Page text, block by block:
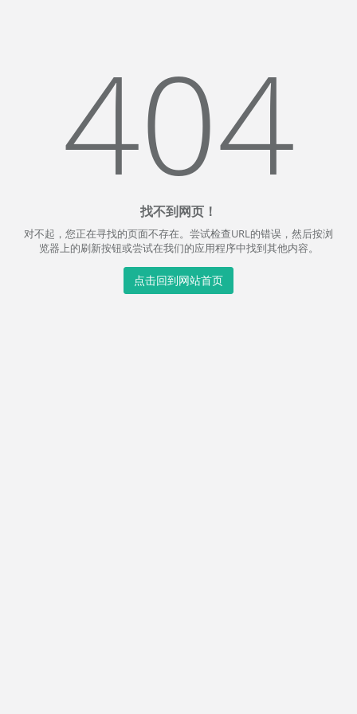
404
找不到网页！
对不起，您正在寻找的页面不存在。尝试检查URL的错误，然后按浏
览器上的刷新按钮或尝试在我们的应用程序中找到其他内容。
点击回到网站首页